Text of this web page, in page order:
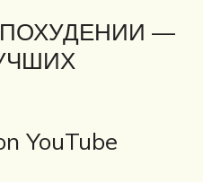
—
YouTube